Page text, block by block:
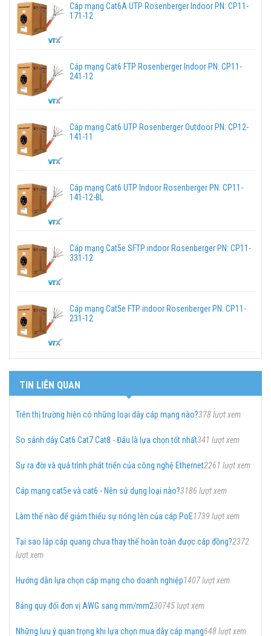
Cáp mạng Cat6A UTP Rosenberger Indoor PN: CP11-
171-12
Cáp mạng Cat6 FTP Rosenberger Indoor PN: CP11-
241-12
Cáp mạng Cat6 UTP Rosenberger Outdoor PN: CP12-
141-11
Cáp mạng Cat6 UTP Indoor Rosenberger PN: CP11-
141-12-BL
Cáp mạng Cat5e SFTP indoor Rosenberger PN: CP11-
331-12
Cáp mạng Cat5e FTP indoor Rosenberger PN: CP11-
231-12
TIN LIÊN QUAN
Trên thị trường hiện có những loại dây cáp mạng nào?378 lượt xem
So sánh dây Cat6 Cat7 Cat8 - Đâu là lựa chọn tốt nhất341 lượt xem
Sự ra đời và quá trình phát triển của công nghệ Ethernet2261 lượt xem
Cáp mạng cat5e và cat6 - Nên sử dụng loại nào?3186 lượt xem
Làm thế nào để giảm thiểu sự nóng lên của cáp PoE1739 lượt xem
Tại sao lắp cáp quang chưa thay thế hoàn toàn được cáp đồng?2372
lượt xem
Hướng dẫn lựa chọn cáp mạng cho doanh nghiệp1407 lượt xem
Bảng quy đổi đơn vị AWG sang mm/mm230745 lượt xem
Những lưu ý quan trọng khi lựa chọn mua dây cáp mạng648 lượt xem